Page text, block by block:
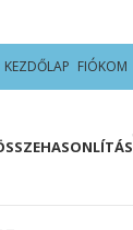
KEZDŐLAP FIÓKOM